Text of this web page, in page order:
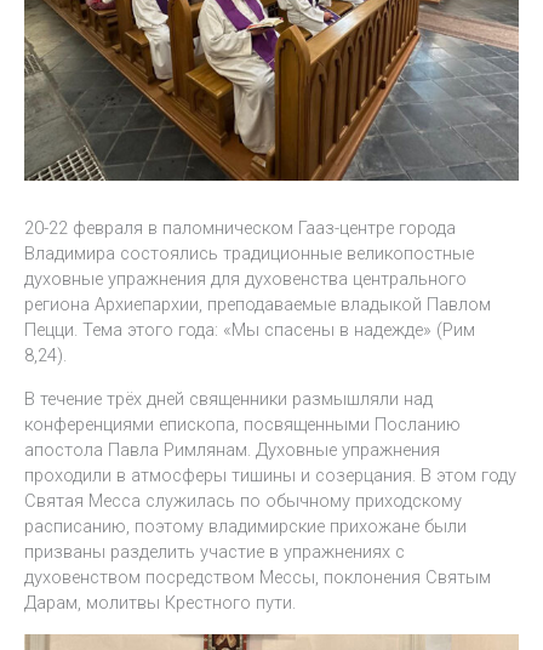
20-22 февраля в паломническом Гааз-центре города
Владимира состоялись традиционные великопостные
духовные упражнения для духовенства центрального
региона Архиепархии, преподаваемые владыкой Павлом
Пецци. Тема этого года: «Мы спасены в надежде» (Рим
8,24).
В течение трёх дней священники размышляли над
конференциями епископа, посвященными Посланию
апостола Павла Римлянам. Духовные упражнения
проходили в атмосферы тишины и созерцания. В этом году
Святая Месса служилась по обычному приходскому
расписанию, поэтому владимирские прихожане были
призваны разделить участие в упражнениях с
духовенством посредством Мессы, поклонения Святым
Дарам, молитвы Крестного пути.